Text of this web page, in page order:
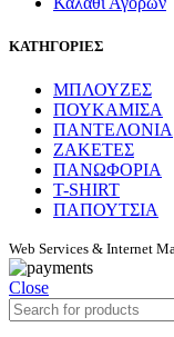
ΚΑΤΗΓΟΡΙΕΣ
ΜΠΛΟΥΖΕΣ
ΠΟΥΚΑΜΙΣΑ
ΠΑΝΤΕΛΟΝΙΑ
ΖΑΚΕΤΕΣ
ΠΑΝΩΦΟΡΙΑ
T-SHIRT
ΠΑΠΟΥΤΣΙΑ
Web Services & Internet
Close